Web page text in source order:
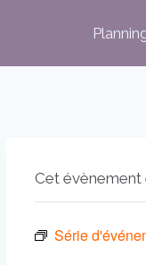
Cet évènement
Série